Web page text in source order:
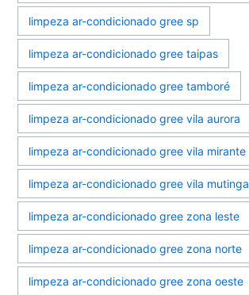
limpeza ar-condicionado gree sp
limpeza ar-condicionado gree taipas
limpeza ar-condicionado gree tamboré
limpeza ar-condicionado gree vila aurora
limpeza ar-condicionado gree vila mirante
limpeza ar-condicionado gree vila mutinga
limpeza ar-condicionado gree zona leste
limpeza ar-condicionado gree zona norte
limpeza ar-condicionado gree zona oeste